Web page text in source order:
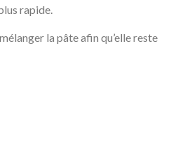
rapide.
la pâte afin qu’elle reste